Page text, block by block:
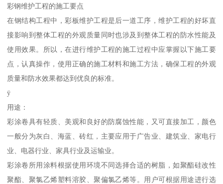
彩钢维护工程的施工要点
在钢结构工程中，彩板维护工程是后一道工序，维护工程的好坏直
接影响到整体工程的外观质量同时也涉及到整体工程的防水性能及
使用效果。所以，在进行维护工程的施工过程中应掌握以下施工要
点，认真操作，使用正确的施工材料和施工方法，确保工程的外观
质量和防水效果都达到优良的标准。
ÿ
用途：
彩涂卷具有轻质、美观和良好的防腐蚀性能，又可直接加工，颜色
一般分为灰白、海蓝、砖红，主要应用于广告业、建筑业、家电行
业、电器行业、家具行业及运输业。
彩涂卷所用涂料根据使用环境不同选择合适的树脂，如聚酯硅改性
聚酯、聚氯乙烯塑料溶胶、聚偏氯乙烯等。用户可根据用途进行选